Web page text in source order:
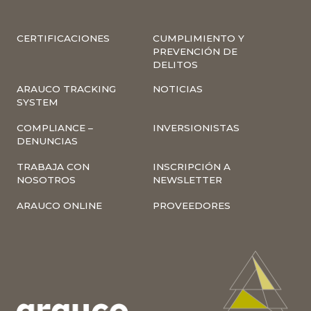
CERTIFICACIONES
CUMPLIMIENTO Y
PREVENCIÓN DE
DELITOS
ARAUCO TRACKING
SYSTEM
NOTICIAS
COMPLIANCE –
DENUNCIAS
INVERSIONISTAS
TRABAJA CON
NOSOTROS
INSCRIPCIÓN A
NEWSLETTER
ARAUCO ONLINE PROVEEDORES